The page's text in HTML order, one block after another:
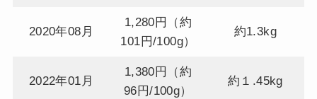
2020年08月
1,280円（約
101円/100g）
約1.3kg
2022年01月
1,380円（約
96円/100g）
約１.45kg